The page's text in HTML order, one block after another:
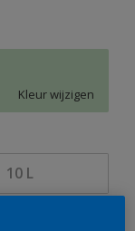
Kleur wijzigen
10 L